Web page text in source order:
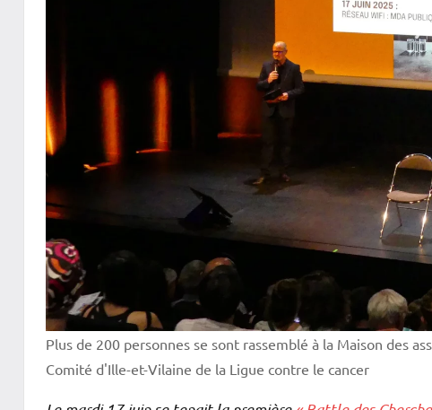
Plus de 200 personnes se sont rassemblé à la Maison des
Comité d'Ille-et-Vilaine de la Ligue contre le cancer